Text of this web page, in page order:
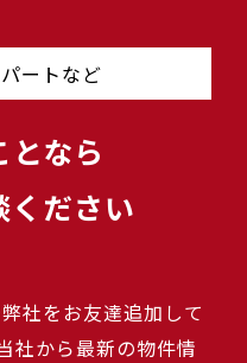
ートなど
となら
ください
社をお友達追加して
社から最新の物件情